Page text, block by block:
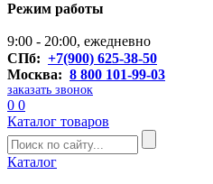
Режим работы
9:00 - 20:00, ежедневно
СПб: +7(900) 625-38-50
Москва: 8 800 101-99-03
заказать звонок
0 0
Каталог товаров
Каталог